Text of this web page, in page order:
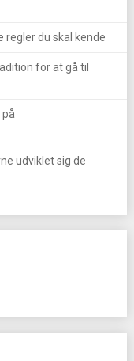
regler du skal kende
for at gå til
udviklet sig de